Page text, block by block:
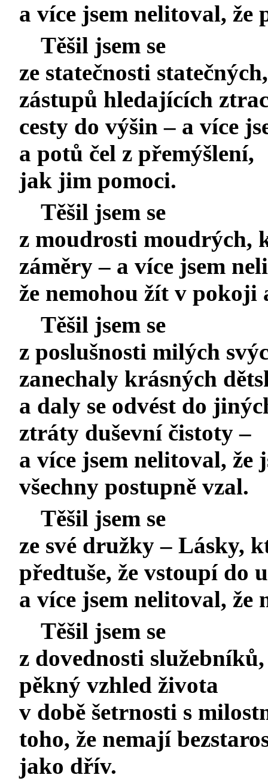
a více jsem nelitoval,
Těšil jsem se
ze statečnosti
zástupů hledajících
cesty do výšin – a více
a potů čel z přemýšlení,
jak jim pomoci.
Těšil jsem se
z moudrosti moudrých,
záměry – a více jsem
že nemohou žít v pokoji
Těšil jsem se
z poslušnosti milých
zanechaly krásných
a daly se odvést do
ztráty duševní čistoty –
a více jsem nelitoval,
všechny postupně vzal.
Těšil jsem se
ze své družky – Lásky,
předtuše, že vstoupí do
a více jsem nelitoval, že
Těšil jsem se
z dovednosti
pěkný vzhled života
v době šetrnosti s
toho, že nemají
jako dřív.